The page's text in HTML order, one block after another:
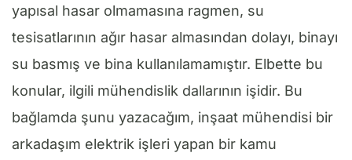
yapısal hasar olmamasına ragmen, su
tesisatlarının ağır hasar almasından dolayı, binayı
su basmış ve bina kullanılamamıştır. Elbette bu
konular, ilgili mühendislik dallarının işidir. Bu
bağlamda şunu yazacağım, inşaat mühendisi bir
arkadaşım elektrik işleri yapan bir kamu